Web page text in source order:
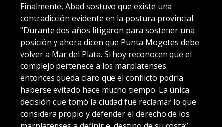
Finalmente, Abad sostuvo que existe una
contradicción evidente en la postura provincial.
“Durante dos años litigaron para sostener una
posición y ahora dicen que Punta Mogotes debe
volver a Mar del Plata. Si hoy reconocen que el
complejo pertenece a los marplatenses,
entonces queda claro que el conflicto podría
haberse evitado hace mucho tiempo. La única
decisión que tomó la ciudad fue reclamar lo que
considera propio y defender el derecho de los